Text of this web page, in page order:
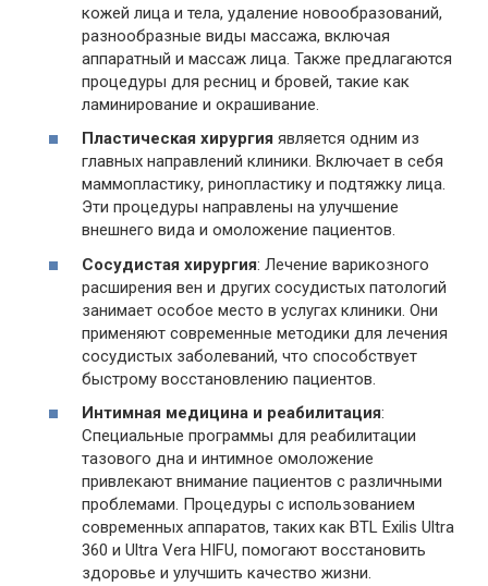
кожей лица и тела, удаление новообразований,
разнообразные виды массажа, включая
аппаратный и массаж лица. Также предлагаются
процедуры для ресниц и бровей, такие как
ламинирование и окрашивание.
Пластическая хирургия является одним из
главных направлений клиники. Включает в себя
маммопластику, ринопластику и подтяжку лица.
Эти процедуры направлены на улучшение
внешнего вида и омоложение пациентов.
Сосудистая хирургия: Лечение варикозного
расширения вен и других сосудистых патологий
занимает особое место в услугах клиники. Они
применяют современные методики для лечения
сосудистых заболеваний, что способствует
быстрому восстановлению пациентов.
Интимная медицина и реабилитация:
Специальные программы для реабилитации
тазового дна и интимное омоложение
привлекают внимание пациентов с различными
проблемами. Процедуры с использованием
современных аппаратов, таких как BTL Exilis Ultra
360 и Ultra Vera HIFU, помогают восстановить
здоровье и улучшить качество жизни.